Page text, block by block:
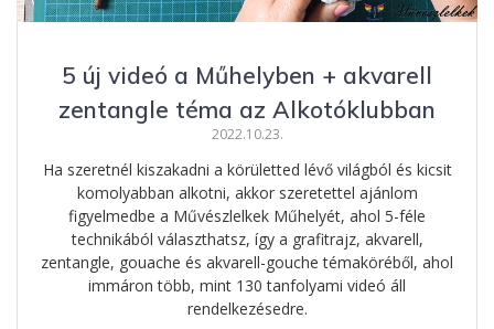
5 új videó a Műhelyben + akvarell
zentangle téma az Alkotóklubban
2022.10.23.
Ha szeretnél kiszakadni a körületted lévő világból és kicsit
komolyabban alkotni, akkor szeretettel ajánlom
figyelmedbe a Művészlelkek Műhelyét, ahol 5-féle
technikából választhatsz, így a grafitrajz, akvarell,
zentangle, gouache és akvarell-gouche témaköréből, ahol
immáron több, mint 130 tanfolyami videó áll
rendelkezésedre.